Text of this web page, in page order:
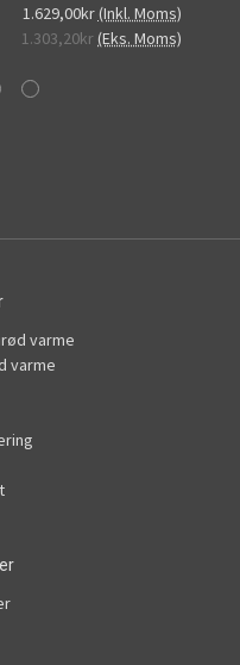
1.629,00kr(Inkl. Moms)
1.303,20kr(Eks. Moms)
varme
varme